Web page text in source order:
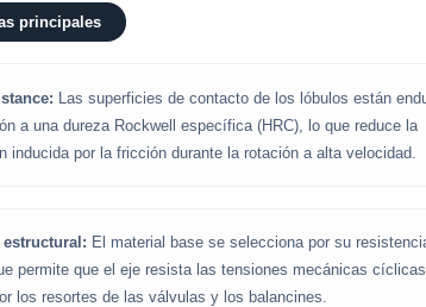
principales
Las superficies de contacto de los lóbulos están
a una dureza Rockwell específica (HRC), lo que reduce la
inducida por la fricción durante la rotación a alta velocidad.
estructural: El material base se selecciona por su
permite que el eje resista las tensiones mecánicas cíclicas
los resortes de las válvulas y los balancines.